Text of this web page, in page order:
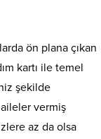
ön plana çıkan
kartı ile temel
şekilde
vermiş
az da olsa